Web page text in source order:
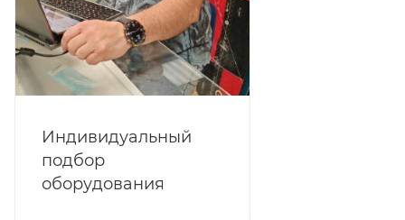
Индивидуальный
подбор
оборудования